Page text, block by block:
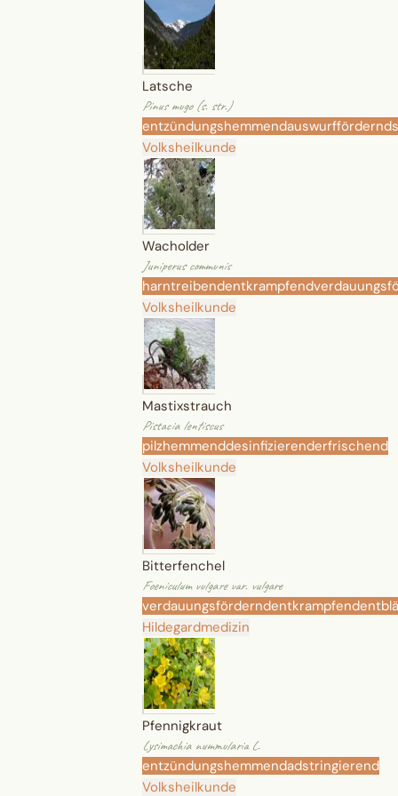
Latsche
Pinus mugo (s. str.)
entzündungshemmendauswurffördernd
Volksheilkunde
Wacholder
Juniperus communis
harntreibendentkrampfend
Volksheilkunde
Mastixstrauch
Pistacia lentiscus
pilzhemmenddesinfizierenderfrischend
Volksheilkunde
Bitterfenchel
Foeniculum vulgare var. vulgare
verdauungsförderndentkrampfend
Hildegardmedizin
Pfennigkraut
Lysimachia nummularia L.
entzündungshemmendadstringierend
Volksheilkunde